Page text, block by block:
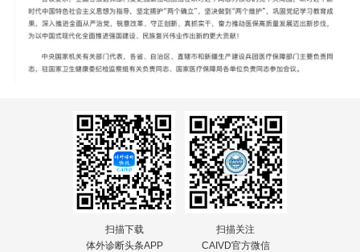
扫描下载
体外诊断头条APP
扫描关注
CAIVD官方微信